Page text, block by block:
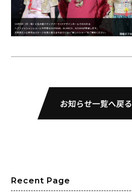
お知らせ一覧へ戻る
Recent Page